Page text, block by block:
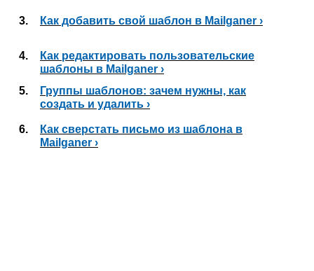
3. Как добавить свой шаблон в Mailganer ›
4.
Как редактировать пользовательские
шаблоны в Mailganer ›
5.
Группы шаблонов: зачем нужны, как
создать и удалить ›
6.
Как сверстать письмо из шаблона в
Mailganer ›